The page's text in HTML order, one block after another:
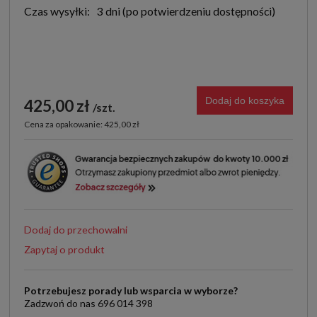
Czas wysyłki: 3 dni
425,00 zł szt.
Cena za opakowanie: 425,00 zł
Dodaj do koszyka
Dodaj do przechowalni
Zapytaj o produkt
Potrzebujesz porady lub wsparcia w wyborze?
Zadzwoń do nas 696 014 398